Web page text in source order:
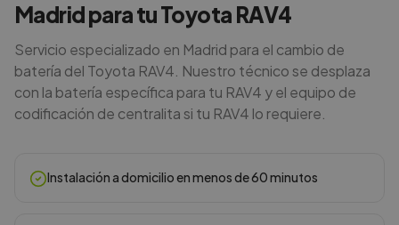
Madrid para tu Toyota RAV4
Servicio especializado en Madrid para el cambio de
batería del Toyota RAV4. Nuestro técnico se desplaza
con la batería específica para tu RAV4 y el equipo de
codificación de centralita si tu RAV4 lo requiere.
Instalación a domicilio en menos de 60 minutos